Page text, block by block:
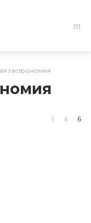
гастрономия